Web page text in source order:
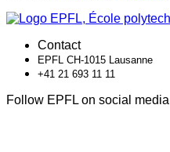
Contact
EPFL CH-1015 Lausanne
+41 21 693 11 11
Follow EPFL on social media